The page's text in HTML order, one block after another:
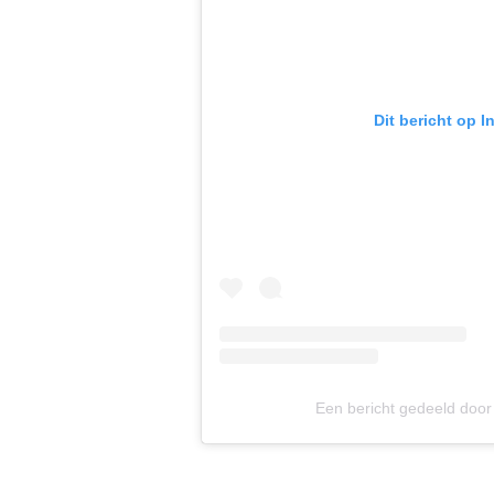
Dit bericht op
Een bericht gedeeld